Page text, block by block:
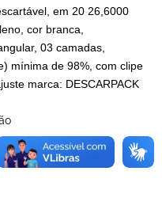
em 20 26,6000
cor branca,
03 camadas,
mínima de 98%, com clipe
marca: DESCARPACK